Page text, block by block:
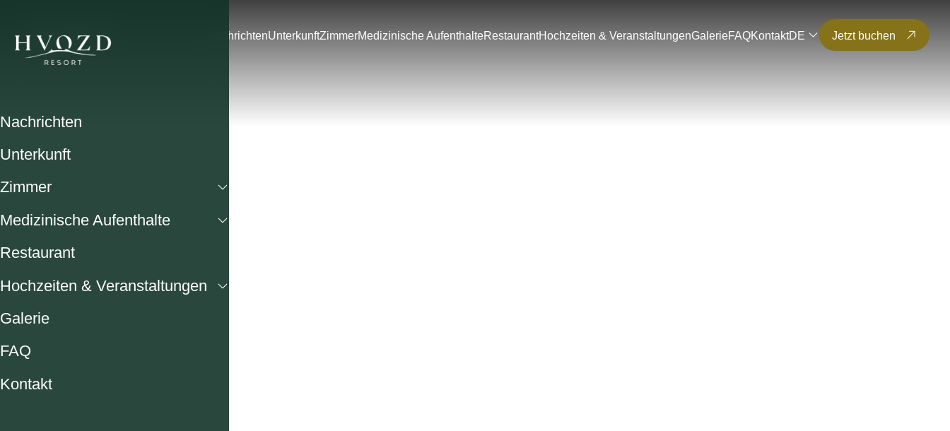
NachrichtenUnterkunftZimmerMedizinische AufenthalteRestaurantHochzeiten & VeranstaltungenGalerieFAQKontaktDE Jetzt buchen
Nachrichten
Unterkunft
Zimmer
Medizinische Aufenthalte
Restaurant
Hochzeiten & Veranstaltungen
Galerie
FAQ
Kontakt